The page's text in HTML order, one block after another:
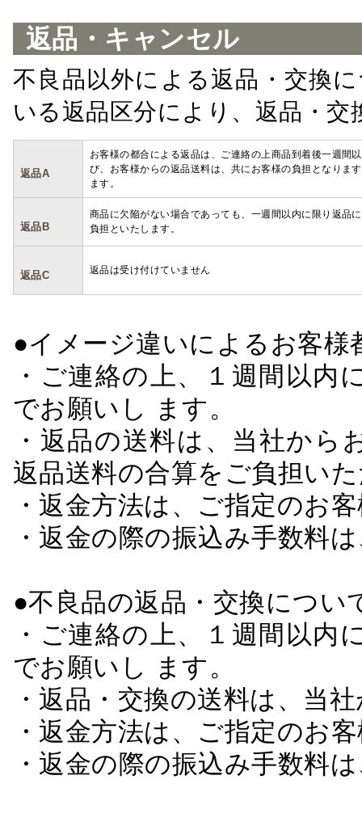
返品・キャンセル
不良品以外による返品・交換
いる返品区分により、返品・
返品A
お客様の都合による返品は、ご連絡の上商品到着後一週間
び、お客様からの返品送料は、共にお客様の負担となりま
ます。
返品B
商品に欠陥がない場合であっても、一週間以内に限り返品
負担といたします。
返品C 返品は受け付けていません
●イメージ違いによるお客
・ご連絡の上、１週間以
でお願いし ます。
・返品の送料は、当社か
返品送料の合算をご負担い
・返金方法は、ご指定のお
・返金の際の振込み手数料
●不良品の返品・交換につい
・ご連絡の上、１週間以
でお願いし ます。
・返品・交換の送料は、当
・返金方法は、ご指定のお
・返金の際の振込み手数料